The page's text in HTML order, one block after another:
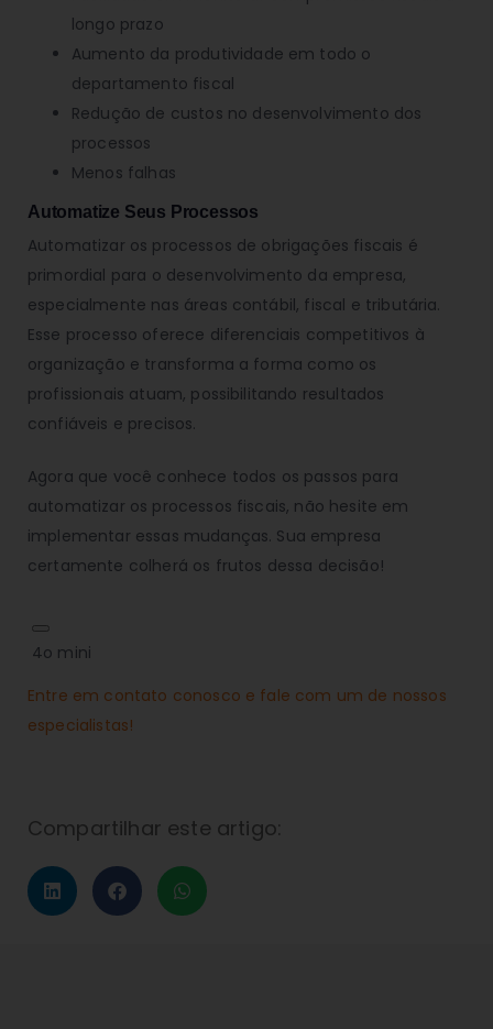
longo prazo
Aumento da produtividade em todo o
departamento fiscal
Redução de custos no desenvolvimento dos
processos
Menos falhas
Automatize Seus Processos
Automatizar os processos de obrigações fiscais é
primordial para o desenvolvimento da empresa,
especialmente nas áreas contábil, fiscal e tributária.
Esse processo oferece diferenciais competitivos à
organização e transforma a forma como os
profissionais atuam, possibilitando resultados
confiáveis e precisos.
Agora que você conhece todos os passos para
automatizar os processos fiscais, não hesite em
implementar essas mudanças. Sua empresa
certamente colherá os frutos dessa decisão!
4o mini
Entre em contato conosco e fale com um de nossos
especialistas!
Compartilhar este artigo: